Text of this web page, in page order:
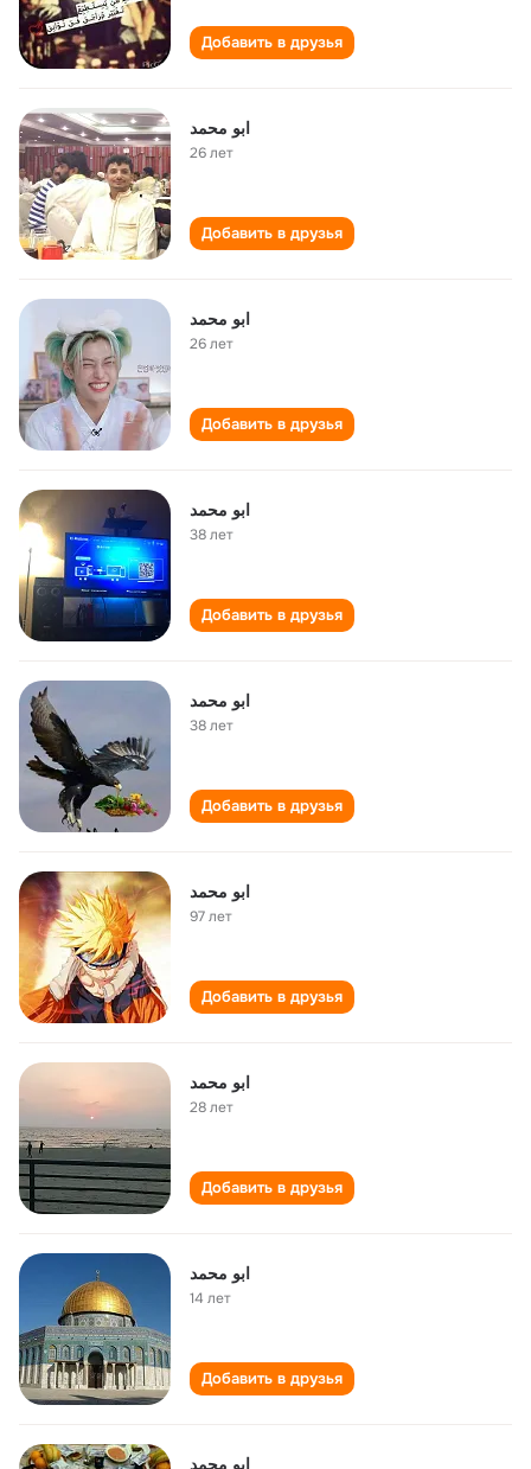
Добавить в друзья
ابو محمد
26 лет
Добавить в друзья
ابو محمد
26 лет
Добавить в друзья
ابو محمد
38 лет
Добавить в друзья
ابو محمد
38 лет
Добавить в друзья
ابو محمد
97 лет
Добавить в друзья
ابو محمد
28 лет
Добавить в друзья
ابو محمد
14 лет
Добавить в друзья
ابو محمد